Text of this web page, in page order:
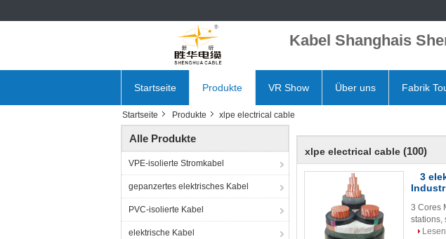
Kabel Shanghais
Startseite Produkte VR Show Über uns Fabrik
Startseite Produkte xlpe electrical cable
Alle Produkte
VPE-isolierte Stromkabel
gepanzertes elektrisches Kabel
PVC-isolierte Kabel
elektrische Kabel
xlpe electrical cable (100)
3
3 Cores
stations,